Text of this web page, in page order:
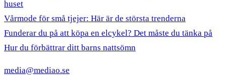
huset
Vårmode för små tjejer: Här är de största trenderna
Funderar du på att köpa en elcykel? Det måste du tänka på
Hur du förbättrar ditt barns nattsömn
media@mediao.se